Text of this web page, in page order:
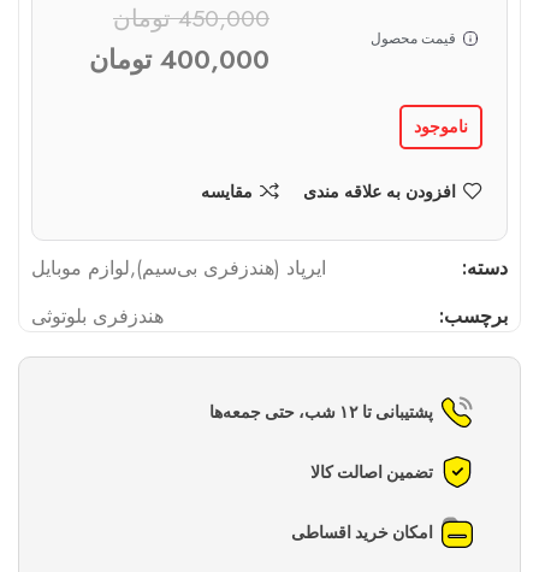
قیمت محصول
450,000 تومان
400,000 تومان
ناموجود
افزودن به علاقه مندی مقایسه
دسته: ایرپاد (هندزفری بی‌سیم),لوازم موبایل
برچسب:
هندزفری بلوتوثی
پشتیبانی تا ۱۲ شب، حتی جمعه‌ها
تضمین اصالت کالا
امکان خرید اقساطی